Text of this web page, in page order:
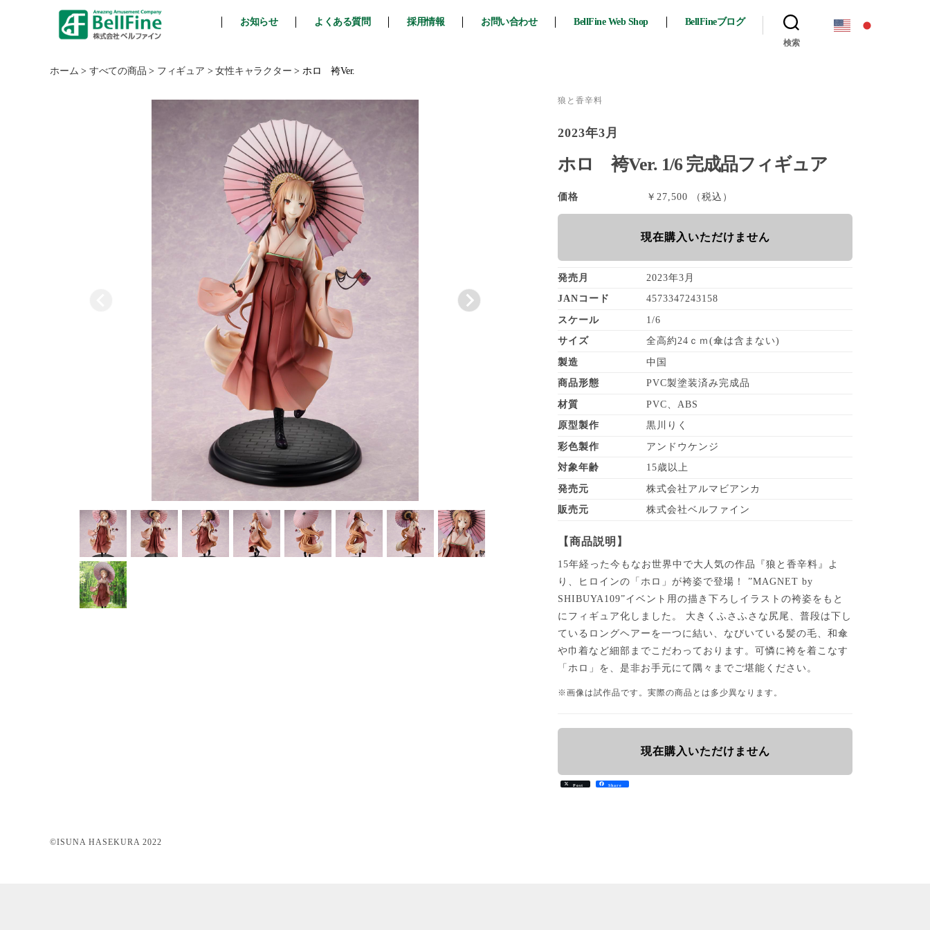
フ
お知らせ よくある質問 採用情報 お問い合わせ BellFine Web Shop BellFineブログ
検索
ホーム > すべての商品 > フィギュア >女性キャラクター > ホロ 袴Ver.
狼と香辛料
2023年3月
ホロ 袴Ver. 1/6 完成品フィギュア
価格 ￥27,500 （税込）
現在購入いただけません
発売月 2023年3月
JANコード 4573347243158
スケール 1/6
サイズ 全高約24ｃｍ(傘は含まない)
製造 中国
商品形態 PVC製塗装済み完成品
材質 PVC、ABS
原型製作 黒川りく
彩色製作 アンドウケンジ
対象年齢 15歳以上
発売元 株式会社アルマビアンカ
販売元 株式会社ベルファイン
【商品説明】
15年経った今もなお世界中で大人気の作品『狼と香辛料』よ
り、ヒロインの「ホロ」が袴姿で登場！ ”MAGNET by
SHIBUYA109”イベント用の描き下ろしイラストの袴姿をもと
にフィギュア化しました。 大きくふさふさな尻尾、普段は下し
ているロングヘアーを一つに結い、なびいている髪の毛、和傘
や巾着など細部までこだわっております。可憐に袴を着こなす
「ホロ」を、是非お手元にて隅々までご堪能ください。
※画像は試作品です。実際の商品とは多少異なります。
現在購入いただけません
Post Share
©ISUNA HASEKURA 2022